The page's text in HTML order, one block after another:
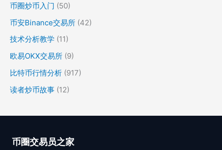
币圈炒币入门 (50)
币安Binance交易所 (42)
技术分析教学 (11)
欧易OKX交易所 (9)
比特币行情分析 (917)
读者炒币故事 (12)
币圈交易员之家